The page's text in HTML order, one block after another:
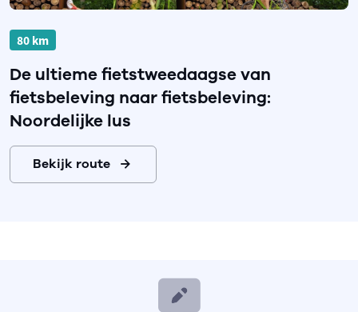
80 km
De ultieme fietstweedaagse van
fietsbeleving naar fietsbeleving:
Noordelijke lus
Bekijk route